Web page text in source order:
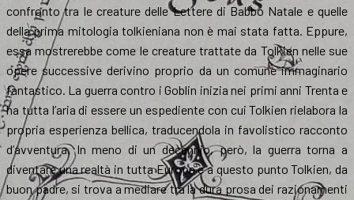
confronto tra le creature delle Lettere di Babbo Natale e quelle
della prima mitologia tolkieniana non è mai stata fatta. Eppure,
essa mostrerebbe come le creature trattate da Tolkien nelle sue
opere successive derivino proprio da un comune immaginario
fantastico. La guerra contro i Goblin inizia nei primi anni Trenta e
ha tutta l’aria di essere un espediente con cui Tolkien rielabora la
propria esperienza bellica, traducendola in favolistico racconto
d’avventura. In meno di un decennio, però, la guerra torna a
diventare una realtà in tutta Europa e a questo punto Tolkien, da
buon padre, si trova a mediare tra la dura prosa dei razionamenti